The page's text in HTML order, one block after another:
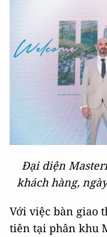
Đại diện
khách hàng,
Với việc bàn giao
tiên tại phân khu